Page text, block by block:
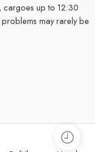
cargoes up to 12:30
may rarely be